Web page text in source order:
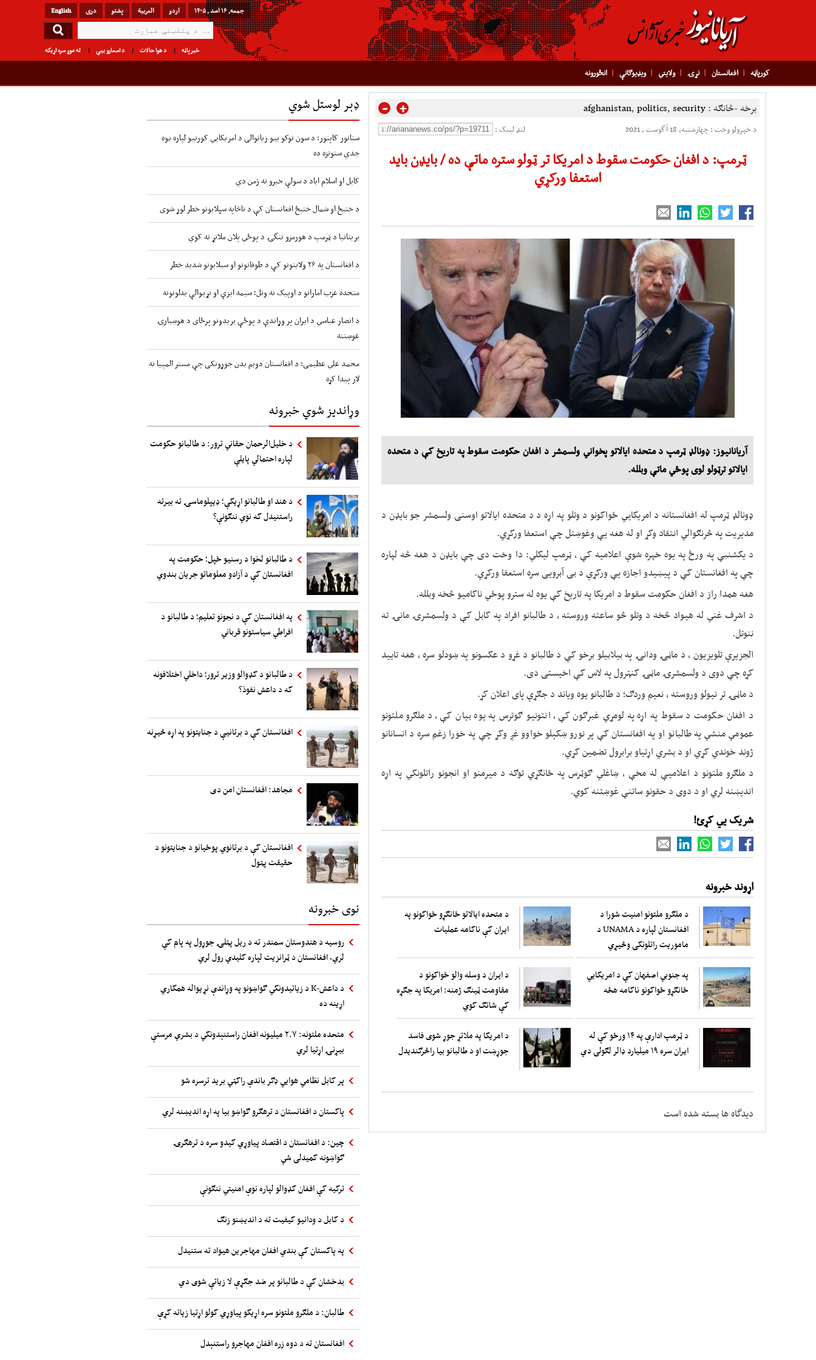
English دری پشتو العربیة اردو جمعه, ۱۶ اسد , ۱۴۰۵
له موږ سره اړیکه د اسعارو بیې د هوا حالات خبرپاڼه
کورپاڼه افغانستان نړۍ ولایتي ویډیوګانې انځورونه
برخه -څانګه : afghanistan, politics, security
- +
د خپرولو وخت : چهارشنبه, 18 آگوست , 2021 لنډ لینک :
ټرمپ: د افغان حکومت سقوط د امریکا تر ټولو ستره ماتې ده / بایډن باید
استعفا ورکړي
آریانانیوز: ډونالډ ټرمپ د متحده ایالاتو پخواني ولسمشر د افغان حکومت سقوط په تاریخ کې د متحده
ایالاتو ترټولو لوی پوځي ماتې وبلله.
ډونالډ ټرمپ له افغانستانه د امریکايي ځواکونو د وتلو په اړه د د متحده ایالاتو اوسنی ولسمشر جو بایډن د
مدیریت په څرنګوالي انتقاد وکړ او له هغه یې وغوښتل چې استعفا ورکړي.
د یکشنبې په ورځ په یوه خپره شوې اعلامیه کې ، ټرمپ لیکلي: دا وخت دی چې بایډن د هغه څه لپاره
چې په افغانستان کې د پیښیدو اجازه یې ورکړې د بی آبرویی سره استعفا ورکړي.
هغه همدا راز د افغان حکومت سقوط د امریکا په تاریخ کې یوه له سترو پوځي ناکامیو څخه وبلله.
د اشرف غني له هیواد څخه د وتلو څو ساعته وروسته ، د طالبانو افراد په کابل کې د ولسمشرۍ مانۍ ته
ننوتل.
الجزیرې تلویزیون ، د ماڼۍ ودانۍ په بیلابیلو برخو کې د طالبانو د غړو د عکسونو په ښودلو سره ، هغه تایید
کړه چې دوی د ولسمشرۍ ماڼۍ کنټرول په لاس کې اخیستی دی.
د ماڼۍ تر نیولو وروسته ، نعیم وردګ؛ د طالبانو یوه ویاند د جګړې پای اعلان کړ.
د افغان حکومت د سقوط په اړه په لومړي غبرګون کې ، انتونیو ګوترس په یوه بیان کې ، د ملګرو ملتونو
عمومي منشي په طالبانو او په افغانستان کې پر نورو ښکېلو خواوو غږ وکړ چې په خورا زغم سره د انسانانو
ژوند خوندي کړي او د بشري اړتیاو برابرول تضمین کړي.
د ملګرو ملتونو د اعلامیې له مخې ، ښاغلي ګوټرس په ځانګړي توګه د میرمنو او انجونو راتلونکي په اړه
اندیښنه لري او د دوی د حقونو ساتنې غوښتنه کوي.
شریک یي کړئ!
اړوند خبرونه
د ملګرو ملتونو امنیت شورا د
افغانستان لپاره د UNAMA د
ماموریت راتلونکی وڅیړي
د متحده ایالاتو ځانګړو ځواکونو په
ایران کې ناکامه عملیات
په جنوبي اصفهان کې د امریکایي
ځانګړو ځواکونو ناکامه هڅه
د ايران د وسله والو ځواکونو د
مقاومت ټینګ ژمنه: امريکا په جګړه
کې شاتګ کوي
د ټرمپ ادارې په ۱۴ ورځو کې له
ایران سره ۱۹ میلیارد ډالر لګولی دي
د امریکا په ملاتړ جوړ شوی فاسد
جوړښت او د طالبانو بیا راڅرګندیدل
دیدگاه ها بسته شده است
ډېر لوستل شوي
سناتور کاپتور: د سون توکو بیو زیاتوالی د امریکایي کورنیو لپاره یوه
جدي ستونزه ده
کابل او اسلام اباد د سولې خبرو ته ژمن دي
د ختیځ او شمال ختیځ افغانستان کې د ناڅاپه سېلابونو خطر لوړ شوی
بریتانیا د ټرمپ د هورمزو تنگۍ د پوځي پلان ملاتړ نه کوي
د افغانستان په ۲۶ ولایتونو کې د طوفانونو او سیلابونو شدید خطر
متحده عرب اماراتو د اوپیک نه وتل؛ سیمه ایزې او نړیوالې بدلونونه
د انصار عباسي د ایران پر وړاندې د پوځې بریدونو پرځای د هوښیارۍ
غوښتنه
محمد علي عظیمی: د افغانستان دویم بدن جوړونکی چې مستر المپیا ته
لار پیدا کړه
وړاندیز شوي خبرونه
د خلیل‌الرحمان حقاني ترور: د طالبانو حکومت
لپاره احتمالي پایلې
د هند او طالبانو اړیکې؛ ډیپلوماسۍ ته بیرته
راستنیدل که نوي ننګونې؟
د طالبانو لخوا د رسنیو ځپل؛ حکومت په
افغانستان کې د آزادو معلوماتو جریان بندوي
په افغانستان کې د نجونو تعلیم؛ د طالبانو د
افراطي سیاستونو قرباني
د طالبانو د کډوالو وزیر ترور؛ داخلي اختلافونه
که د داعش نفوذ؟
افغانستان کې د برتانیې د جنایتونو په اړه څیړنه
مجاهد: افغانستان امن دی
افغانستان کې د برتانوي پوځیانو د جنایتونو د
حقیقت پټول
نوی خبرونه
روسیه د هندوستان سمندر ته د ریل پټلۍ جوړول په پام کې
لري، افغانستان د ټرانزیت لپاره کلیدي رول لري
د داعش-K د زیاتیدونکي ګواښونو په وړاندې نړیواله همکاري
اړینه ده
متحده ملتونه: ۲.۷ میلیونه افغان راستنېدونکي د بشري مرستې
بیړنۍ اړتیا لري
پر کابل نظامي هوایي ډګر باندې راکټي برید ترسره شو
پاکستان د افغانستان د ترهګرو ګواښو بیا په اړه اندیښنه لري
چین: د افغانستان د اقتصاد پیاوړي کیدو سره د ترهګرۍ
ګواښونه کمیدلی شي
ترکیه کې افغان کډوالو لپاره نوې امنیتي ننګونې
د کابل د ودانیو کیفیت ته د اندیښنو زنګ
په پاکستان کې بندي افغان مهاجرین هیواد ته ستنیدل
بدخشان کې د طالبانو پر ضد جګړې لا زیاتې شوی دي
طالبان: د ملګرو ملتونو سره اړیکو پیاوړي کولو اړتیا زیاته کړې
افغانستان ته د دوه زره افغان مهاجرو راستنېدل